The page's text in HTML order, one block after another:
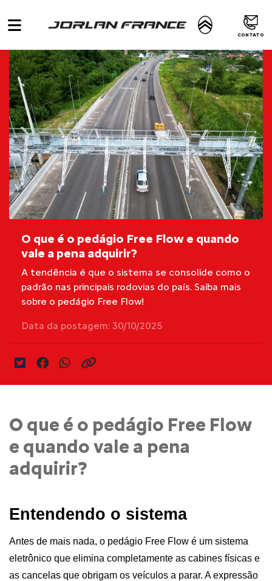
CONTATO
O que é o pedágio Free Flow e quando
vale a pena adquirir?
A tendência é que o sistema se consolide como o
padrão nas principais rodovias do país. Saiba mais
sobre o pedágio Free Flow!
Data da postagem: 30/10/2025
O que é o pedágio Free Flow
e quando vale a pena
adquirir?
Entendendo o sistema
Antes de mais nada, o pedágio Free Flow é um sistema
eletrônico que elimina completamente as cabines físicas e
as cancelas que obrigam os veículos a parar. A expressão